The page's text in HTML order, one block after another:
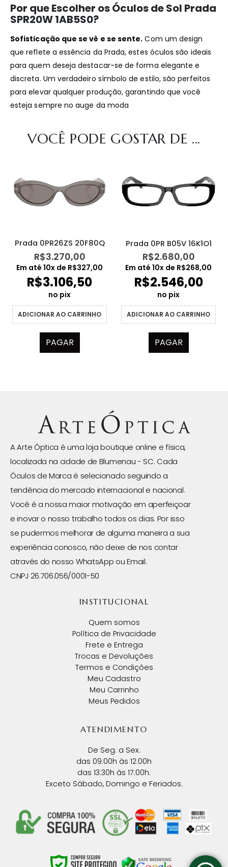
Por que Escolher os Óculos de Sol Prada
SPR20W 1AB5S0?
Sofisticação que se vê e se sente. Com um design
que reflete a essência da Prada, estes óculos são ideais
para quem deseja destacar-se de forma elegante e
discreta. Um verdadeiro símbolo de estilo, são perfeitos
para elevar qualquer produção, garantindo que você
esteja sempre no auge da moda
VOCÊ PODE GOSTAR DE ...
Prada 0PR26ZS 20F80Q
R$3.270,00
Em até 10x de R$327,00
R$3.106,50
no pix
ADICIONAR AO CARRINHO
PAGAR
Prada 0PR B05V 16K1O1
R$2.680,00
Em até 10x de R$268,00
R$2.546,00
no pix
ADICIONAR AO CARRINHO
PAGAR
A Arte Óptica é uma loja boutique online e física,
localizada na cidade de Blumenau - SC. Cada
Óculos de Marca é selecionado seguindo a
tendência do mercado internacional e nacional.
Você é a nossa maior motivação em aperfeiçoar
e inovar o nosso trabalho todos os dias. Por isso
se pudermos melhorar de alguma maneira a sua
experiência conosco, não deixe de nos contar
através do nosso WhatsApp ou Email.
CNPJ 26.706.056/0001-50
INSTITUCIONAL
Quem somos
Política de Privacidade
Frete e Entrega
Trocas e Devoluções
Termos e Condições
Meu Cadastro
Meu Carrinho
Meus Pedidos
ATENDIMENTO
De Seg. a Sex.
das 09:00h às 12:00h
das 13:30h às 17:00h.
Exceto Sábado, Domingo e Feriados.